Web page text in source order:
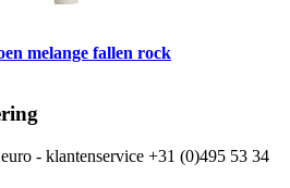
melange fallen rock
- klantenservice +31 (0)495 53 34